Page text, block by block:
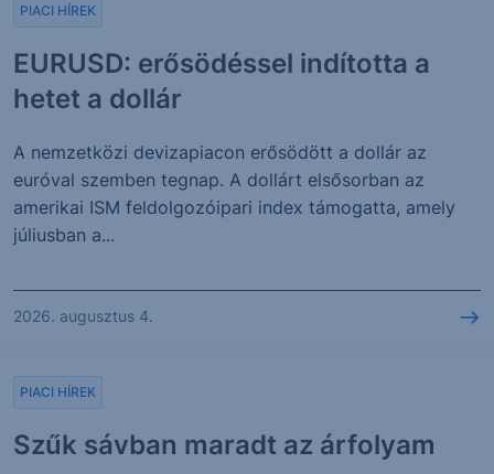
EURUSD: erősödéssel indította a
hetet a dollár
PIACI HÍREK
A nemzetközi devizapiacon erősödött a dollár az
euróval szemben tegnap. A dollárt elsősorban az
amerikai ISM feldolgozóipari index támogatta, amely
júliusban a...
2026. augusztus 4.
Szűk sávban maradt az árfolyam
PIACI HÍREK